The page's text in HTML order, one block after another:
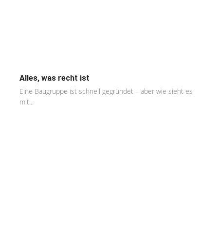
Alles, was recht ist
Eine Baugruppe ist schnell gegründet – aber wie sieht es
mit...